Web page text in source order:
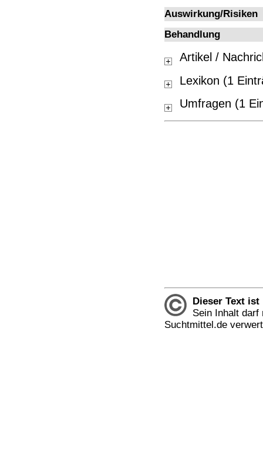
Auswirkung/Risiken
Behandlung
Artikel /
Lexikon (1
Umfragen (1
Dieser Text
Sein Inhalt darf
Suchtmittel.de